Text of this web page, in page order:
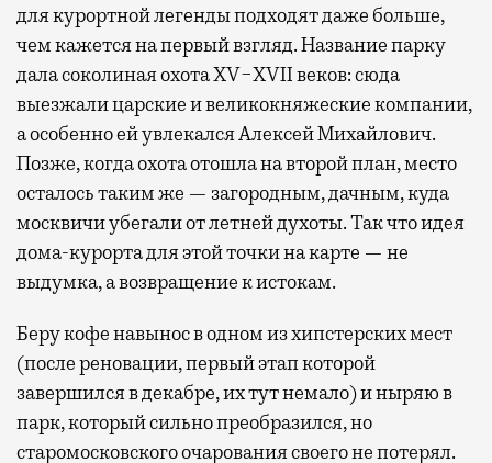
для курортной легенды подходят даже больше,
чем кажется на первый взгляд. Название парку
дала соколиная охота XV−XVII веков: сюда
выезжали царские и великокняжеские компании,
а особенно ей увлекался Алексей Михайлович.
Позже, когда охота отошла на второй план, место
осталось таким же — загородным, дачным, куда
москвичи убегали от летней духоты. Так что идея
дома-курорта для этой точки на карте — не
выдумка, а возвращение к истокам.
Беру кофе навынос в одном из хипстерских мест
(после реновации, первый этап которой
завершился в декабре, их тут немало) и ныряю в
парк, который сильно преобразился, но
старомосковского очарования своего не потерял.